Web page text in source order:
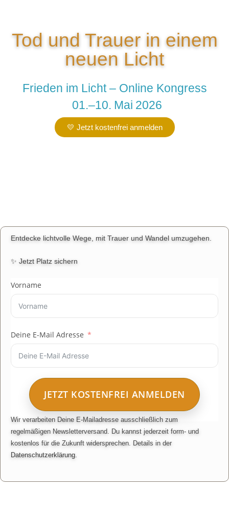
Tod und Trauer in einem
neuen Licht
Frieden im Licht – Online Kongress
01.–10. Mai 2026
💛 Jetzt kostenfrei anmelden
Entdecke lichtvolle Wege, mit Trauer und Wandel umzugehen.
✨ Jetzt Platz sichern
Vorname
Deine E-Mail Adresse
JETZT KOSTENFREI ANMELDEN
A
l
t
r
Wir verarbeiten Deine E-Mailadresse ausschließlich zum
regelmäßigen Newsletterversand. Du kannst jederzeit form- und
kostenlos für die Zukunft widersprechen. Details in der
Datenschutzerklärung.